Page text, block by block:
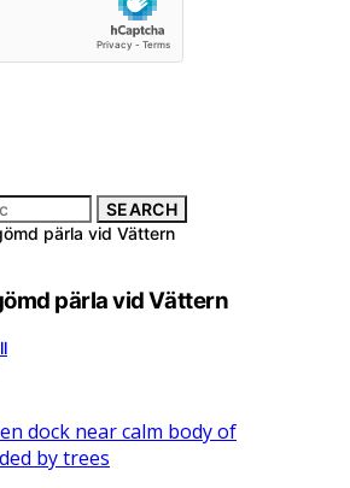
SEARCH
pärla vid Vättern
pärla vid Vättern